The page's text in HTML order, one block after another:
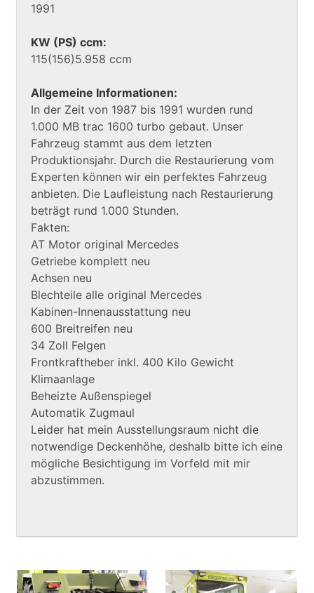
1991
KW (PS) ccm:
115(156)5.958 ccm
Allgemeine Informationen:
In der Zeit von 1987 bis 1991 wurden rund
1.000 MB trac 1600 turbo gebaut. Unser
Fahrzeug stammt aus dem letzten
Produktionsjahr. Durch die Restaurierung vom
Experten können wir ein perfektes Fahrzeug
anbieten. Die Laufleistung nach Restaurierung
beträgt rund 1.000 Stunden.
Fakten:
AT Motor original Mercedes
Getriebe komplett neu
Achsen neu
Blechteile alle original Mercedes
Kabinen-Innenausstattung neu
600 Breitreifen neu
34 Zoll Felgen
Frontkraftheber inkl. 400 Kilo Gewicht
Klimaanlage
Beheizte Außenspiegel
Automatik Zugmaul
Leider hat mein Ausstellungsraum nicht die
notwendige Deckenhöhe, deshalb bitte ich eine
mögliche Besichtigung im Vorfeld mit mir
abzustimmen.